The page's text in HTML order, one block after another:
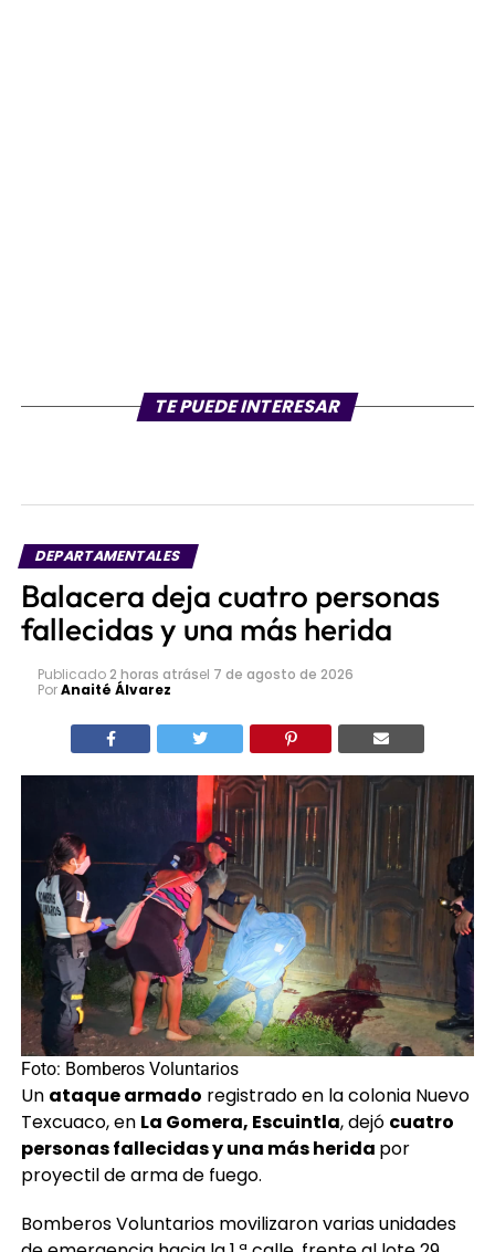
TE PUEDE INTERESAR
DEPARTAMENTALES
Balacera deja cuatro personas
fallecidas y una más herida
Publicado2 horas atrásel 7 de agosto de 2026
PorAnaité Álvarez
Foto: Bomberos Voluntarios
Un ataque armado registrado en la colonia Nuevo
Texcuaco, en La Gomera, Escuintla, dejó cuatro
personas fallecidas y una más herida por
proyectil de arma de fuego.
Bomberos Voluntarios movilizaron varias unidades